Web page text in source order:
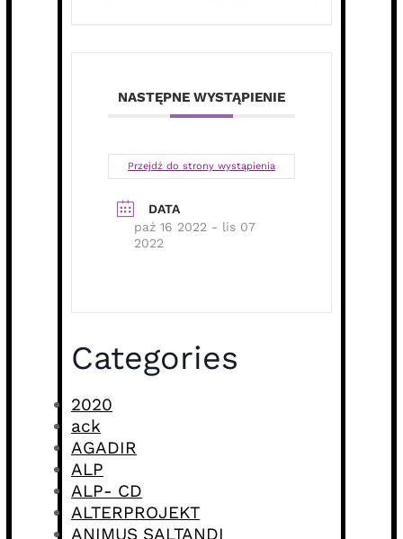
NASTĘPNE WYSTĄPIENIE
Przejdź do strony wystąpienia
DATA
paź 16 2022 - lis 07
2022
Categories
2020
ack
AGADIR
ALP
ALP- CD
ALTERPROJEKT
ANIMUS SALTANDI